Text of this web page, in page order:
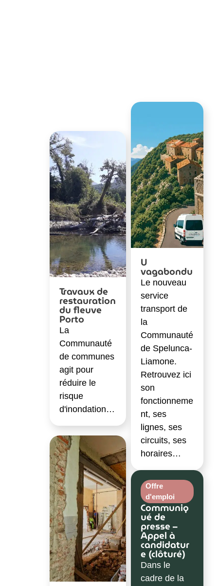
Travaux de
restauration
du fleuve
Porto
La
Communauté
de communes
agit pour
réduire le
risque
d'inondation…
U
vagabondu
Le nouveau
service
transport de
la
Communauté
de Spelunca-
Liamone.
Retrouvez ici
son
fonctionneme
nt, ses
lignes, ses
circuits, ses
horaires…
Offre
d'emploi
Communiq
ué de
presse –
Appel à
candidatur
e (clôturé)
Dans le
cadre de la